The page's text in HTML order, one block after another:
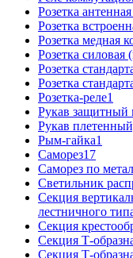
Розетка
Розетка
Розетка медная
Розетка силовая
Розетка
Розетка
Розетка-реле1
Рукав защитный
Рукав
Рым-гайка1
Саморез17
Саморез по
Светильник
Секция
лестничного
Секция
Секция Т-
Секция Т-